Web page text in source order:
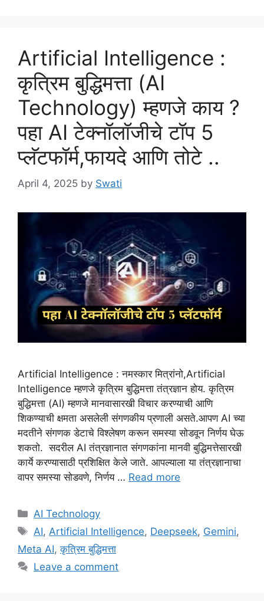
Artificial Intelligence :
कृत्रिम बुद्धिमत्ता (AI
Technology) म्हणजे काय ?
पहा AI टेक्नॉलॉजीचे टॉप 5
प्लॅटफॉर्म,फायदे आणि तोटे ..
April 4, 2025 by Swati
Artificial Intelligence : नमस्कार मित्रांनो,Artificial
Intelligence म्हणजे कृत्रिम बुद्धिमत्ता तंत्रज्ञान होय. कृत्रिम
बुद्धिमत्ता (AI) म्हणजे मानवासारखी विचार करण्याची आणि
शिकण्याची क्षमता असलेली संगणकीय प्रणाली असते.आपण AI च्या
मदतीने संगणक डेटाचे विश्लेषण करून समस्या सोडवून निर्णय घेऊ
शकतो. सदरील AI तंत्रज्ञानात संगणकांना मानवी बुद्धिमत्तेसारखी
कार्ये करण्यासाठी प्रशिक्षित केले जाते. आपल्याला या तंत्रज्ञानाचा
वापर समस्या सोडवणे, निर्णय … Read more
Categories
AI Technology
Tags
AI, Artificial Intelligence, Deepseek, Gemini,
Meta AI,कृत्रिम बुद्धिमत्ता
Leave a comment